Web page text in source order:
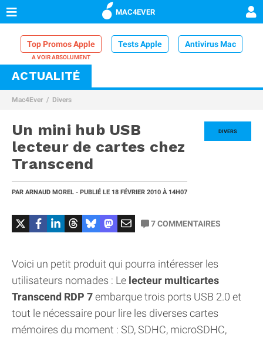
MAC4EVER
Top Promos Apple Tests Apple Antivirus Mac
VPN Mac
Comparatif iPhone
ACTUALITÉ
Mac4Ever Divers
DIVERS
Un mini hub USB
lecteur de cartes chez
Transcend
PAR ARNAUD MOREL - PUBLIÉ LE 18 FÉVRIER 2010 À 14H07
7COMMENTAIRES
Voici un petit produit qui pourra intéresser les
utilisateurs nomades : Le lecteur multicartes
Transcend RDP 7embarque trois ports USB 2.0 et
tout le nécessaire pour lire les diverses cartes
mémoires du moment : SD, SDHC, microSDHC,